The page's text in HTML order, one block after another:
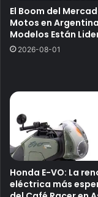
El Boom del
Motos en
Modelos Están
2026-08-01
Honda E-VO: La
eléctrica más